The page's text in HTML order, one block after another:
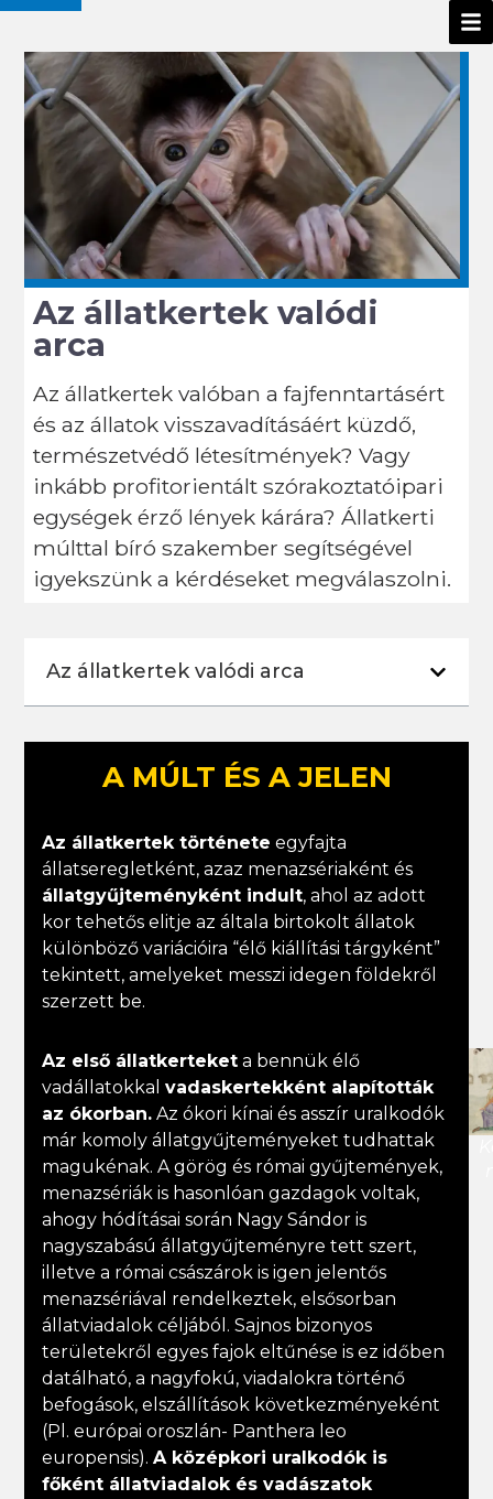
Az állatkertek valódi
arca
Az állatkertek valóban a fajfenntartásért
és az állatok visszavadításáért küzdő,
természetvédő létesítmények? Vagy
inkább profitorientált szórakoztatóipari
egységek érző lények kárára? Állatkerti
múlttal bíró szakember segítségével
igyekszünk a kérdéseket megválaszolni.
Az állatkertek valódi arca
A MÚLT ÉS A JELEN
Az állatkertek története egyfajta
állatseregletként, azaz menazsériaként és
állatgyűjteményként indult, ahol az adott
kor tehetős elitje az általa birtokolt állatok
különböző variációira “élő kiállítási tárgyként”
tekintett, amelyeket messzi idegen földekről
szerzett be.
Az első állatkerteket a bennük élő
vadállatokkalvadaskertekként alapították
az ókorban. Az ókori kínai és asszír uralkodók
már komoly állatgyűjteményeket tudhattak
magukénak. A görög és római gyűjtemények,
menazsériák is hasonlóan gazdagok voltak,
ahogy hódításai során Nagy Sándor is
nagyszabású állatgyűjteményre tett szert,
illetve a római császárok is igen jelentős
menazsériával rendelkeztek, elsősorban
állatviadalok céljából. Sajnos bizonyos
területekről egyes fajok eltűnése is ez időben
datálható, a nagyfokú, viadalokra történő
befogások, elszállítások következményeként
(Pl. európai oroszlán- Panthera leo
europensis).A középkori uralkodók is
főként állatviadalok és vadászatok